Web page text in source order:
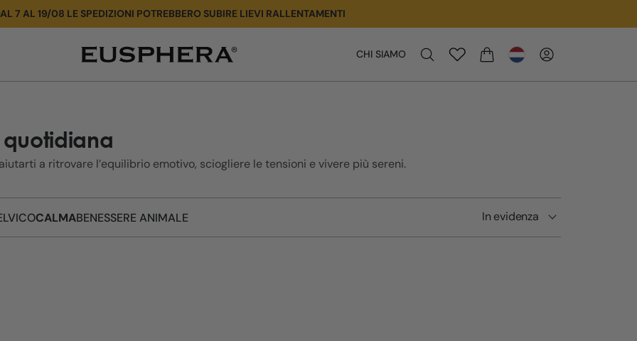
7 AL 19/08 LE SPEDIZIONI POTREBBERO SUBIRE LIEVI RALLENTAMENTI
CHI SIAMO
quotidiana
a ritrovare l’equilibrio emotivo, sciogliere le tensioni e vivere più sereni.
CALMABENESSERE ANIMALE In evidenza